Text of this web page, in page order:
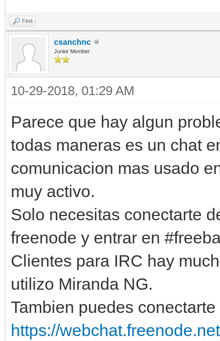
Find
csanchnc
Junior Member
10-29-2018, 01:29 AM
Parece que hay algun
todas maneras es un chat
comunicacion mas usado
muy activo.
Solo necesitas conectarte
freenode y entrar en
Clientes para IRC hay
utilizo Miranda NG.
Tambien puedes
https://